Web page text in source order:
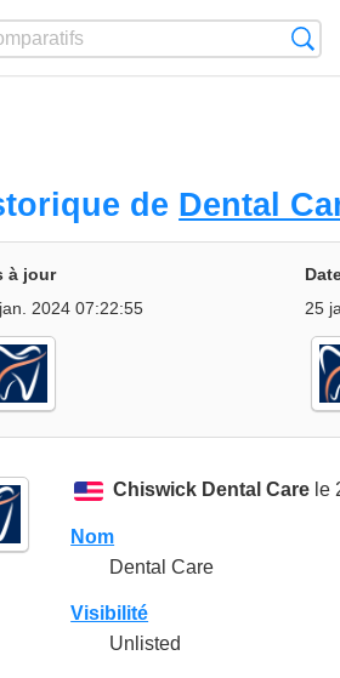
de Dental
à jour
2024 07:22:55
25
Chiswick Dental Carele
Nom
Dental Care
Visibilité
Unlisted